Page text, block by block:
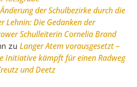
der Schulbezirke durch die
Lehnin: Die Gedanken der
Schulleiterin Cornelia Brand
zu Langer Atem vorausgesetzt –
Initiative kämpft für einen Radweg
und Deetz